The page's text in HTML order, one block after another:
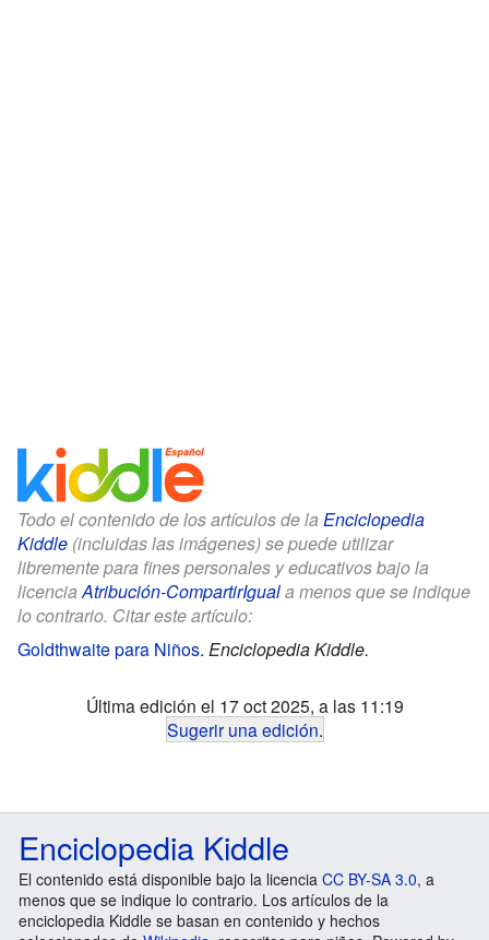
Todo el contenido de los artículos de la Enciclopedia
Kiddle (incluidas las imágenes) se puede utilizar
libremente para fines personales y educativos bajo la
licenciaAtribución-CompartirIguala menos que se indique
lo contrario. Citar este artículo:
Goldthwaite para Niños. Enciclopedia Kiddle.
Última edición el 17 oct 2025, a las 11:19
Sugerir una edición.
Enciclopedia Kiddle
El contenido está disponible bajo la licencia CC BY-SA 3.0, a
menos que se indique lo contrario. Los artículos de la
enciclopedia Kiddle se basan en contenido y hechos